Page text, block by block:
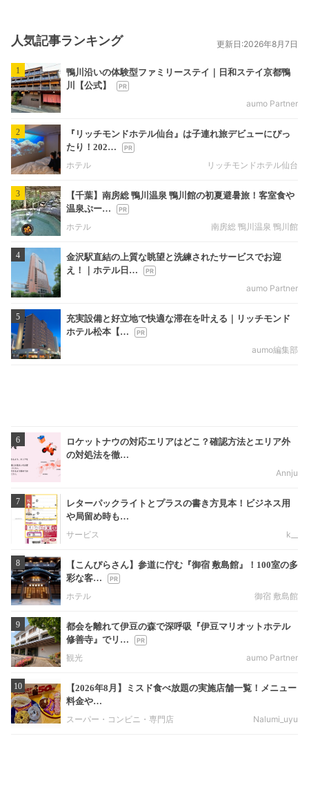
人気記事ランキング 更新日:2026年8月7日
1
鴨川沿いの体験型ファミリーステイ｜日和ステイ京都鴨
川【公式】
aumo Partner
2
『リッチモンドホテル仙台』は子連れ旅デビューにぴっ
たり！202…
ホテル
リッチモンドホテル仙台
3
【千葉】南房総 鴨川温泉 鴨川館の初夏避暑旅！客室食や
温泉ぷー…
ホテル
南房総 鴨川温泉 鴨川館
4
金沢駅直結の上質な眺望と洗練されたサービスでお迎
え！｜ホテル日…
aumo Partner
5
充実設備と好立地で快適な滞在を叶える｜リッチモンド
ホテル松本【…
aumo編集部
6
ロケットナウの対応エリアはどこ？確認方法とエリア外
の対処法を徹…
Annju
7
レターパックライトとプラスの書き方見本！ビジネス用
や局留め時も…
サービス
k__
8
【こんぴらさん】参道に佇む『御宿 敷島館』！100室の多
彩な客…
ホテル
御宿 敷島館
9
都会を離れて伊豆の森で深呼吸『伊豆マリオットホテル
修善寺』でリ…
観光
aumo Partner
10
【2026年8月】ミスド食べ放題の実施店舗一覧！メニュー
料金や…
スーパー・コンビニ・専門店
Nalumi_uyu